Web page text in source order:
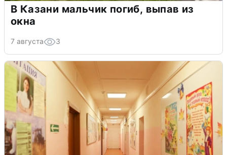
В Казани мальчик погиб, выпав из
окна
7 августа 3